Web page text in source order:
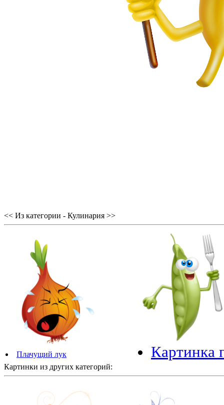
<< Из категории - Кулинария >>
Плачущий лук Картинка
Картинки из других категорий: